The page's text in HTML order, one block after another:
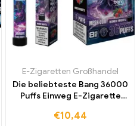
E-Zigaretten Großhandel
Die beliebteste Bang 36000
Puffs Einweg E-Zigarette
zu einem günstigen Preis
€10,44